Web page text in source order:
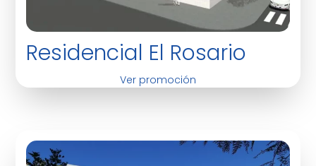
Residencial El Rosario
Ver promoción